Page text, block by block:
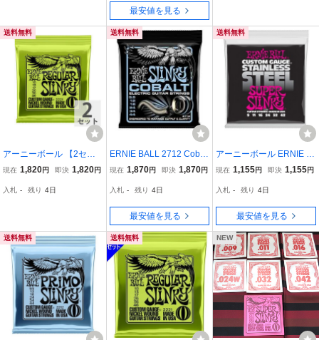
最安値を見る
送料無料
アーニーボール 【2セッ
ト】 ERNIE BALL 10-46
レキギター弦
現在 1,820円 即決 1,820円
入札 - 残り 4日
送料無料
ERNIE BALL 2712 Cobalt
PRIMO Slinky エレキギタ
ール コバルトプリモスリ
ンキー
現在 1,870円 即決 1,870円
入札 - 残り 4日
最安値を見る
送料無料
アーニーボール ERNIE B
ALL 2248 Super Slinky St
Gauge エレキギター弦
現在 1,155円 即決 1,155円
入札 - 残り 4日
最安値を見る
送料無料 送料無料 NEW